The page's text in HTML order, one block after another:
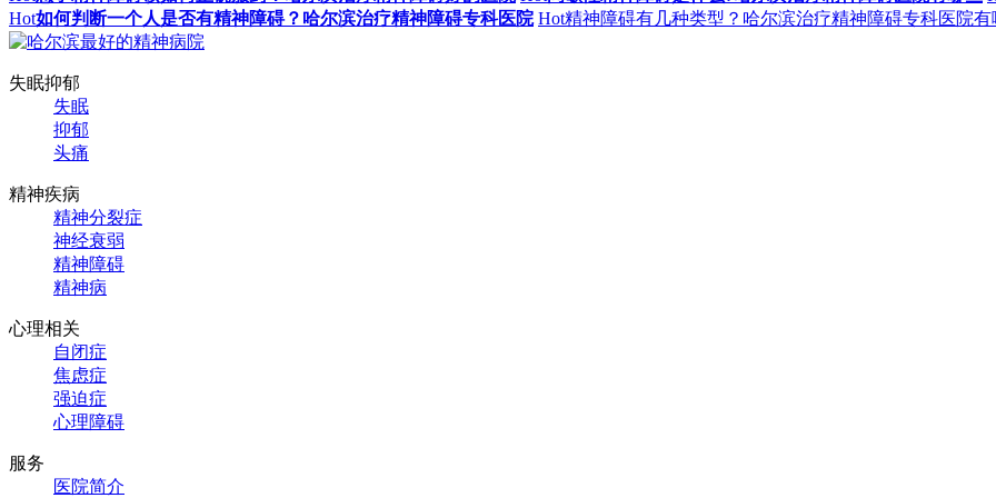
Hot如何判断一个人是否有精神障碍？哈尔滨治疗精神障碍专科医院 Hot精神障碍有几种类型？哈尔滨治疗精神障碍专科医院有
失眠抑郁
失眠
抑郁
头痛
精神疾病
精神分裂症
神经衰弱
精神障碍
精神病
心理相关
自闭症
焦虑症
强迫症
心理障碍
服务
医院简介